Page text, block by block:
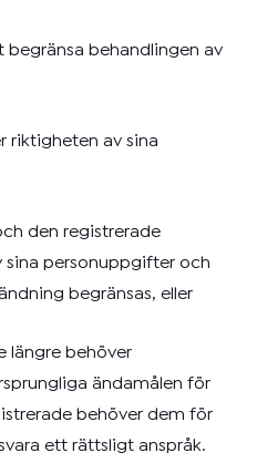
begränsa behandlingen av
riktigheten av sina
den registrerade
sina personuppgifter och
begränsas, eller
längre behöver
ändamålen för
behöver dem för
ett rättsligt anspråk.